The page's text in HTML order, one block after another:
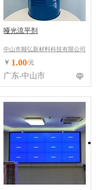
哑光流平剂
中山市顺弘新材料科技有限公司
￥ 1.00/元
广东-中山市